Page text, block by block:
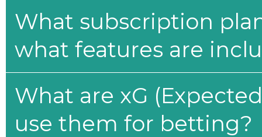
What subscription
what features are
What are xG
use them for betting?